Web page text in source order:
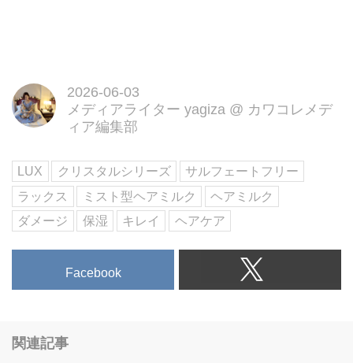
2026-06-03
メディアライター yagiza @ カワコレメデ
ィア編集部
LUX クリスタルシリーズ
サルフェートフリー
ラックス
ミスト型ヘアミルク
ヘアミルク
ダメージ
保湿 キレイ ヘアケア
Facebook
関連記事